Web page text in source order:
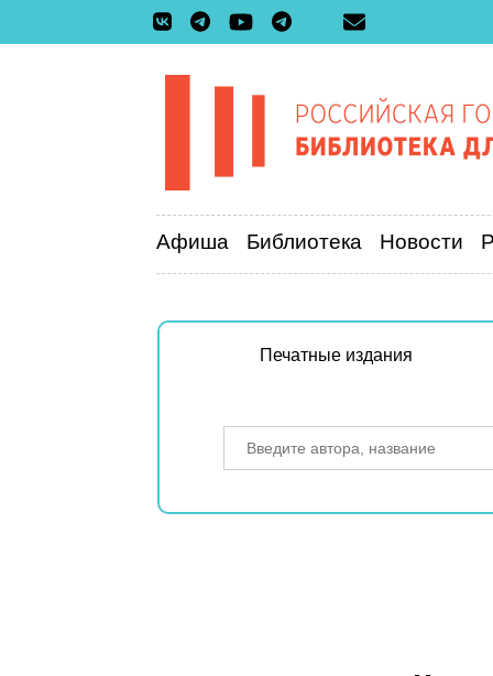
Афиша Библиотека Новости
Печатные издания